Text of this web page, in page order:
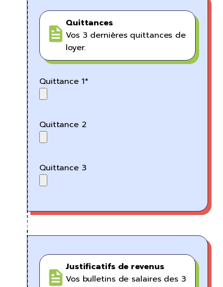
Quittances
Vos 3 dernières quittances de
loyer.
Quittance 1*
Quittance 2
Quittance 3
Justificatifs de revenus
Vos bulletins de salaires des 3